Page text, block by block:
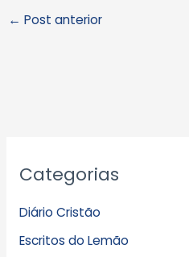
← Post anterior
Categorias
Diário Cristão
Escritos do Lemão
r
i